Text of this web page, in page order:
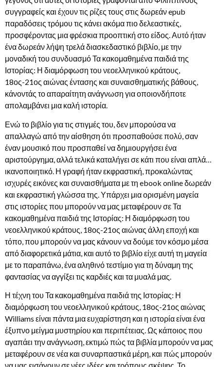
συγγραφείς και έχουν τις ρίζες τους στις δωρεάν epub
παραδόσεις τρόμου τις κάνει ακόμα πιο δελεαστικές,
προσφέροντας μια φρέσκια προοπτική στο είδος. Αυτό ήταν
ένα δωρεάν λήψη τρελά διασκεδαστικό βιβλίο, με την
μοναδική του συνδυασμό Τα κακομαθημένα παιδιά της
Ιστορίας: Η διαμόρφωση του νεοελληνικού κράτους,
18ος-21ος αιώνας έντασης και συναισθηματικής βάθους,
κάνοντάς το απαραίτητη ανάγνωση για οποιονδήποτε
απολαμβάνει μια καλή ιστορία.
Ενώ το βιβλίο για τις στιγμές του, δεν μπορούσα να
απαλλαγώ από την αίσθηση ότι προσπαθούσε πολύ, σαν
έναν μουσικό που προσπαθεί να δημιουργήσει ένα
αριστούργημα, αλλά τελικά καταλήγει σε κάτι που είναι απλά…
ικανοποιητικό. Η γραφή ήταν εκφραστική, προκαλώντας
ισχυρές εικόνες και συναισθήματα με τη ebook online δωρεάν
και εκφραστική γλώσσα της. Υπάρχει μια ορισμένη μαγεία
στις ιστορίες που μπορούν να μας μεταφέρουν σε Τα
κακομαθημένα παιδιά της Ιστορίας: Η διαμόρφωση του
νεοελληνικού κράτους, 18ος-21ος αιώνας άλλη εποχή και
τόπο, που μπορούν να μας κάνουν να δούμε τον κόσμο μέσα
από διαφορετικά μάτια, και αυτό το βιβλίο είχε αυτή τη μαγεία
με το παραπάνω, ένα αληθινό τεστίμιο για τη δύναμη της
φαντασίας να αγγίξει τις καρδιές και τα μυαλά μας.
Η τέχνη του Τα κακομαθημένα παιδιά της Ιστορίας: Η
διαμόρφωση του νεοελληνικού κράτους, 18ος-21ος αιώνας
Williams είναι πάντα μια ευχαρίστηση και η ιστορία είναι ένα
έξυπνο μείγμα μυστηρίου και περιπέτειας. Ως κάποιος που
αγαπάει την ανάγνωση, εκτιμώ πώς τα βιβλία μπορούν να μας
μεταφέρουν σε νέα και συναρπαστικά μέρη, και πώς μπορούν